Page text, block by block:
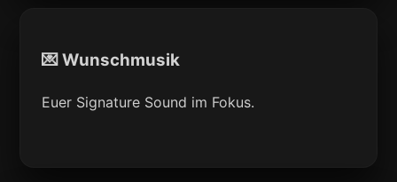
💌 Wunschmusik
Euer Signature Sound im Fokus.